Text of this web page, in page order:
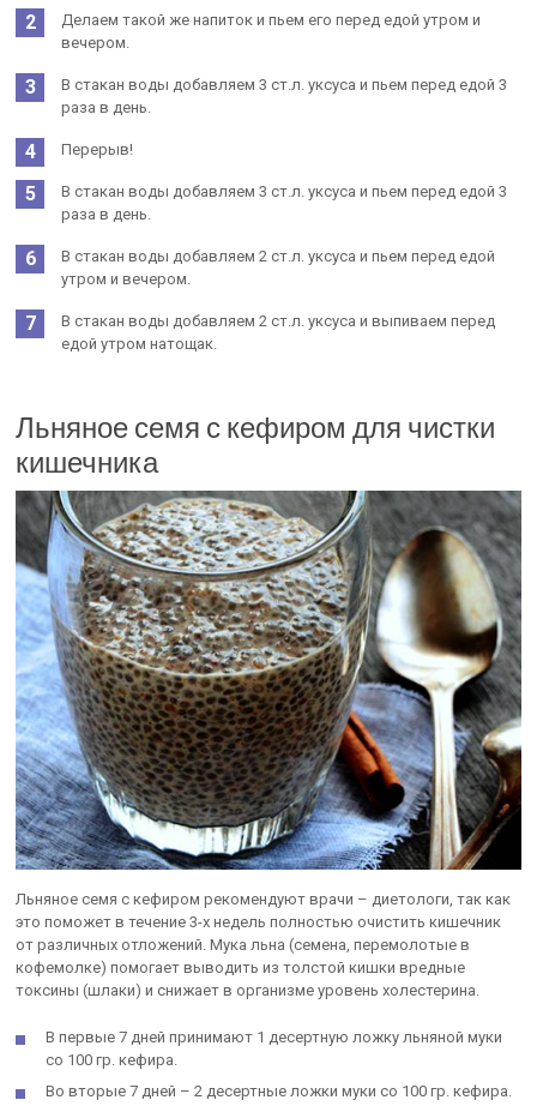
Делаем такой же напиток и пьем его перед едой утром и
вечером.
В стакан воды добавляем 3 ст.л. уксуса и пьем перед едой 3
раза в день.
Перерыв!
В стакан воды добавляем 3 ст.л. уксуса и пьем перед едой 3
раза в день.
В стакан воды добавляем 2 ст.л. уксуса и пьем перед едой
утром и вечером.
В стакан воды добавляем 2 ст.л. уксуса и выпиваем перед
едой утром натощак.
Льняное семя с кефиром для чистки
кишечника
Льняное семя с кефиром рекомендуют врачи – диетологи, так как
это поможет в течение 3-х недель полностью очистить кишечник
от различных отложений. Мука льна (семена, перемолотые в
кофемолке) помогает выводить из толстой кишки вредные
токсины (шлаки) и снижает в организме уровень холестерина.
В первые 7 дней принимают 1 десертную ложку льняной муки
со 100 гр. кефира.
Во вторые 7 дней – 2 десертные ложки муки со 100 гр. кефира.